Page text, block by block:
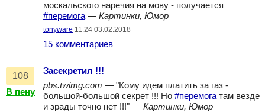
москальского наречия на мову - получается
#перемога — Картинки, Юмор
tonyware 11:24 03.02.2018
15 комментариев
108
В пену
Засекретил !!!
pbs.twimg.com — "Кому идем платить за газ -
большой-большой секрет !!! Но #перемога там везде
и зрады точно нет !!!" — Картинки, Юмор